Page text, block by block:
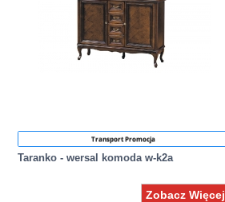
Transport Promocja
Taranko - wersal komoda w-k2a
Zobacz Więcej